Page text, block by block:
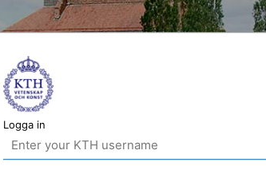
Logga in